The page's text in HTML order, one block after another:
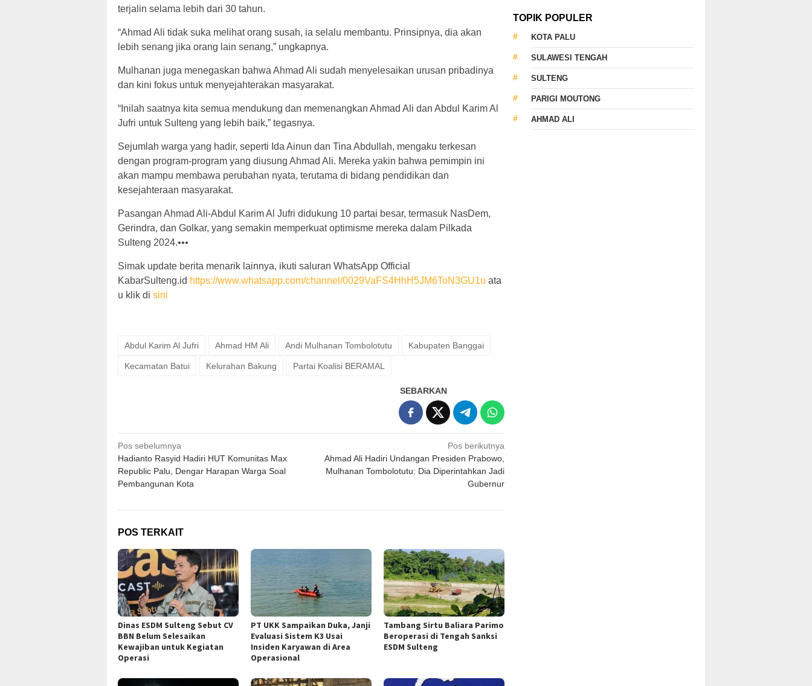
terjalin selama lebih dari 30 tahun.
“Ahmad Ali tidak suka melihat orang susah, ia selalu membantu. Prinsipnya, dia akan
lebih senang jika orang lain senang,” ungkapnya.
Mulhanan juga menegaskan bahwa Ahmad Ali sudah menyelesaikan urusan pribadinya
dan kini fokus untuk menyejahterakan masyarakat.
“Inilah saatnya kita semua mendukung dan memenangkan Ahmad Ali dan Abdul Karim Al
Jufri untuk Sulteng yang lebih baik,” tegasnya.
Sejumlah warga yang hadir, seperti Ida Ainun dan Tina Abdullah, mengaku terkesan
dengan program-program yang diusung Ahmad Ali. Mereka yakin bahwa pemimpin ini
akan mampu membawa perubahan nyata, terutama di bidang pendidikan dan
kesejahteraan masyarakat.
Pasangan Ahmad Ali-Abdul Karim Al Jufri didukung 10 partai besar, termasuk NasDem,
Gerindra, dan Golkar, yang semakin memperkuat optimisme mereka dalam Pilkada
Sulteng 2024.•••
Simak update berita menarik lainnya, ikuti saluran WhatsApp Official
KabarSulteng.id https://www.whatsapp.com/channel/0029VaFS4HhH5JM6ToN3GU1u ata
u klik di sini
Abdul Karim Al Jufri Ahmad HM Ali Andi Mulhanan Tombolotutu Kabupaten Banggai
Kecamatan Batui Kelurahan Bakung Partai Koalisi BERAMAL
SEBARKAN
Navigasi
pos
Pos sebelumnya
Hadianto Rasyid Hadiri HUT Komunitas Max
Republic Palu, Dengar Harapan Warga Soal
Pembangunan Kota
Pos berikutnya
Ahmad Ali Hadiri Undangan Presiden Prabowo,
Mulhanan Tombolotutu: Dia Diperintahkan Jadi
Gubernur
POS TERKAIT
Dinas ESDM Sulteng Sebut CV
BBN Belum Selesaikan
Kewajiban untuk Kegiatan
Operasi
PT UKK Sampaikan Duka, Janji
Evaluasi Sistem K3 Usai
Insiden Karyawan di Area
Operasional
Tambang Sirtu Baliara Parimo
Beroperasi di Tengah Sanksi
ESDM Sulteng
TOPIK POPULER
KOTA PALU
SULAWESI TENGAH
SULTENG
PARIGI MOUTONG
AHMAD ALI